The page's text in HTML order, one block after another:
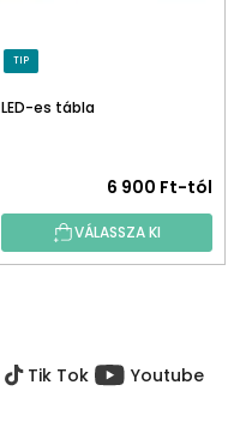
TIP
LED-es tábla
6 900 Ft-tól
VÁLASSZA KI
Tik Tok Youtube